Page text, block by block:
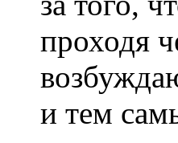
проходя
и тем